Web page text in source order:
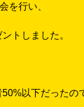
を行い、
トしました。
以下だったの